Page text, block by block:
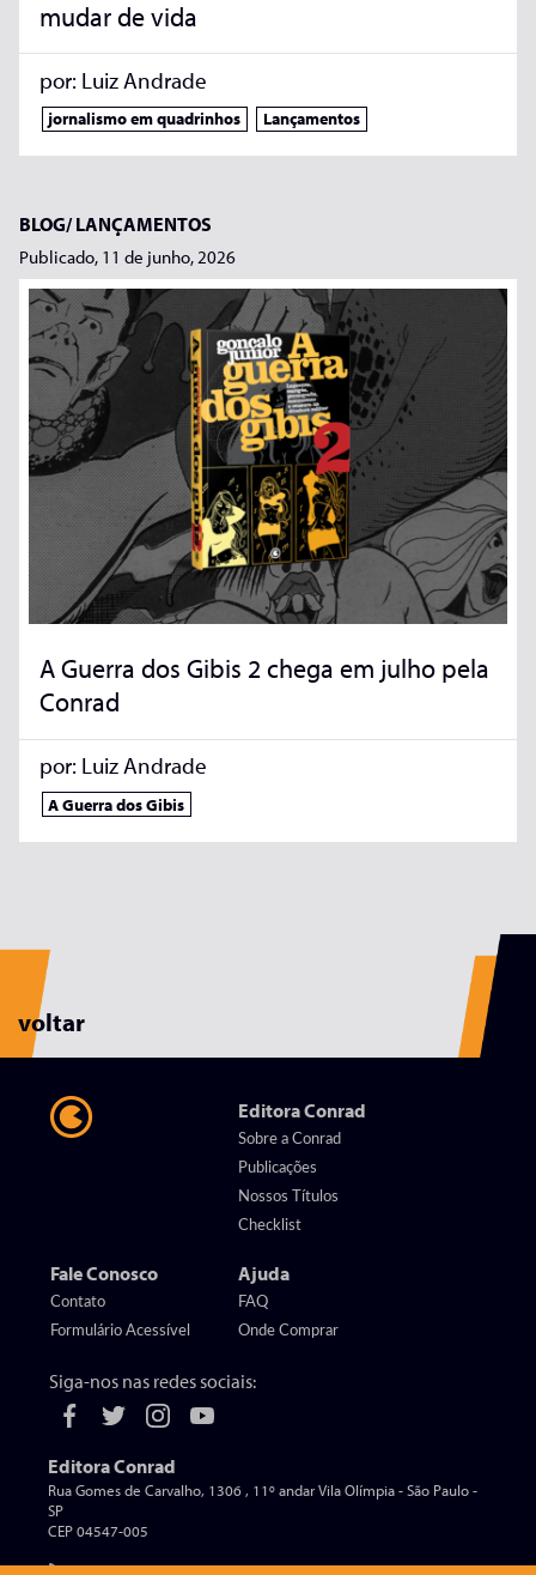
mudar de vida
por: Luiz Andrade
jornalismo em quadrinhos Lançamentos
BLOG/LANÇAMENTOS
Publicado, 11 de junho, 2026
A Guerra dos Gibis 2 chega em julho pela
Conrad
por: Luiz Andrade
A Guerra dos Gibis
voltar
Editora Conrad
Sobre a Conrad
Publicações
Nossos Títulos
Checklist
Fale Conosco
Contato
Formulário Acessível
Ajuda
FAQ
Onde Comprar
Siga-nos nas redes sociais:
Editora Conrad
Rua Gomes de Carvalho, 1306 , 11º andar Vila Olímpia - São Paulo -
SP
CEP 04547-005